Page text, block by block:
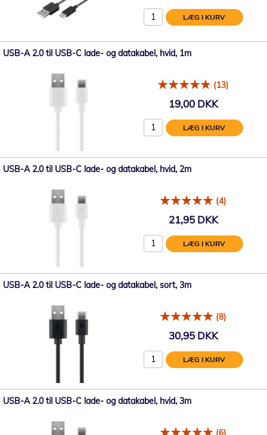
LÆG I KURV
USB-A 2.0 til USB-C lade- og datakabel, hvid, 1m
(13)
19,00 DKK
LÆG I KURV
USB-A 2.0 til USB-C lade- og datakabel, hvid, 2m
(4)
21,95 DKK
LÆG I KURV
USB-A 2.0 til USB-C lade- og datakabel, sort, 3m
(8)
30,95 DKK
LÆG I KURV
USB-A 2.0 til USB-C lade- og datakabel, hvid, 3m
(6)